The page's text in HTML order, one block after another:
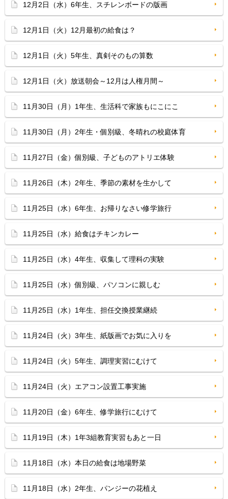
12月2日（水）6年生、スチレンボードの版画
12月1日（火）12月最初の給食は？
12月1日（火）5年生、真剣そのもの算数
12月1日（火）放送朝会～12月は人権月間～
11月30日（月）1年生、生活科で家族もにこにこ
11月30日（月）2年生・個別級、冬晴れの校庭体育
11月27日（金）個別級、子どものアトリエ体験
11月26日（木）2年生、季節の素材を生かして
11月25日（水）6年生、お帰りなさい修学旅行
11月25日（水）給食はチキンカレー
11月25日（水）4年生、収集して理科の実験
11月25日（水）個別級、パソコンに親しむ
11月25日（水）1年生、担任交換授業継続
11月24日（火）3年生、紙版画でお気に入りを
11月24日（火）5年生、調理実習にむけて
11月24日（火）エアコン設置工事実施
11月20日（金）6年生、修学旅行にむけて
11月19日（木）1年3組教育実習もあと一日
11月18日（水）本日の給食は地場野菜
11月18日（水）2年生、パンジーの花植え